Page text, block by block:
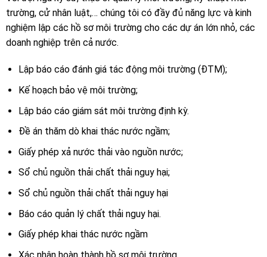
trường, cử nhân luật,… chúng tôi có đầy đủ năng lực và kinh
nghiệm lập các hồ sơ môi trường cho các dự án lớn nhỏ, các
doanh nghiệp trên cả nước.
Lập báo cáo đánh giá tác động môi trường (ĐTM);
Kế hoạch bảo vệ môi trường;
Lập báo cáo giám sát môi trường định kỳ.
Đề án thăm dò khai thác nước ngầm;
Giấy phép xả nước thải vào nguồn nước;
Sổ chủ nguồn thải chất thải nguy hại;
Sổ chủ nguồn thải chất thải nguy hại
Báo cáo quản lý chất thải nguy hại.
Giấy phép khai thác nước ngầm